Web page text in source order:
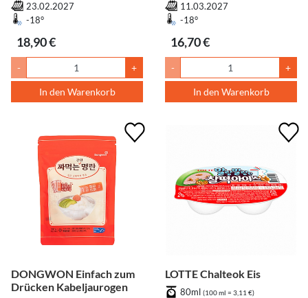
23.02.2027
-18°
18,90 €
- +
In den Warenkorb
11.03.2027
-18°
16,70 €
- +
In den Warenkorb
DONGWON Einfach zum
Drücken Kabeljaurogen
LOTTE Chalteok Eis
80ml (100 ml = 3,11 €)